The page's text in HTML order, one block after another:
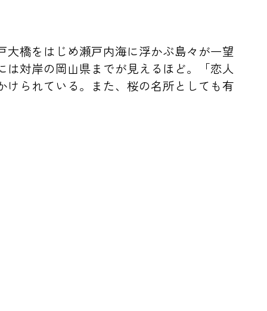
橋をはじめ瀬戸内海に浮かぶ島々が一望
対岸の岡山県までが見えるほど。「恋人
られている。また、桜の名所としても有